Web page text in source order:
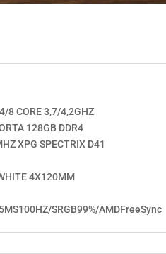
8 CORE 3,7/4,2GHZ
128GB DDR4
XPG SPECTRIX D41
4X120MM
‎SRGB‎99%‎/‎AMD‎FreeSync